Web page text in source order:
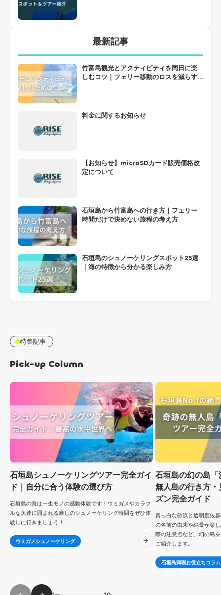
最新記事
竹富島観光とアクティビティを同日に楽
しむコツ｜フェリー移動のロスを減らす
料金に関するお知らせ
【お知らせ】microSDカード販売価格改
定について
石垣島から竹富島への行き方｜フェリー
時間だけで決めない旅程の考え方
石垣島のシュノーケリングスポット25選
｜海の特徴から分かる楽しみ方
特集記事
Pick-up Column
石垣島シュノーケリングツアー完全ガイ
ド｜自分に合う体験の選び方
石垣島の海は一生モノの感動体験です！ウミガメやカラフ
ルな魚達に囲まれる癒しのシュノーケリング時間をぜひ体
験しに行きましょう！
ウミガメシュノーケリング
石垣島の幻の島
無人島の行き方
ズン完全ガイド
真っ白な砂浜と透明度抜
の名前の由来や絶景が楽
際の注意点など、幻の島
ご紹介します。
石垣島満喫お役立ちコラム